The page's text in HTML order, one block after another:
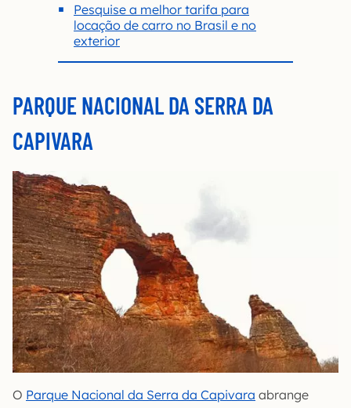
Pesquise a melhor tarifa para
locação de carro no Brasil e no
exterior
PARQUE NACIONAL DA SERRA DA
CAPIVARA
O Parque Nacional da Serra da Capivara abrange